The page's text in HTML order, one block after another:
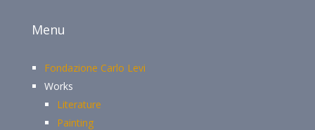
Menu
Fondazione Carlo Levi
Works
Literature
Painting